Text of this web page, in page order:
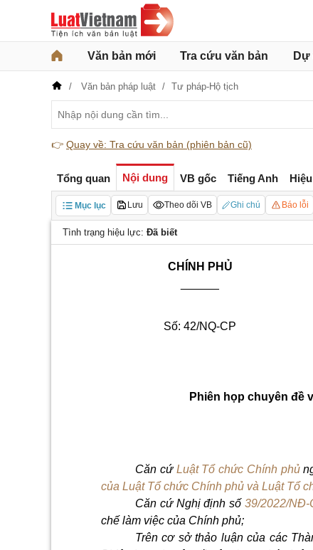
Văn bản mới Tra cứu văn bản Dự
Văn bản pháp luật Tư pháp-Hộ tịch
👉 Quay về: Tra cứu văn bản (phiên bản cũ)
Tổng quan Nội dung VB gốc Tiếng Anh
Mục lục Lưu Theo dõi VB Ghi chú Báo lỗi
Tình trạng hiệu lực: Đã biết
CHÍNH PHỦ
Số: 42/NQ-CP
Phiên họp chuyên đề
Căn cứ Luật Tổ chức Chính phủ
của Luật Tổ chức Chính phủ và Luật Tổ
Căn cứ Nghị định số39/2022/NĐ-
chế làm việc của Chính phủ;
Trên cơ sở thảo luận của các